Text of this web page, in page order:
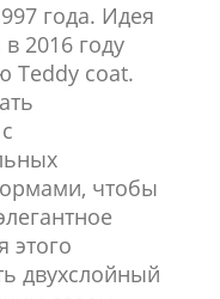
года. Идея
2016 году
Teddy coat.
чтобы
этого
двухслойный